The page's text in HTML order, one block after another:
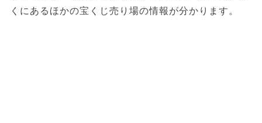
くにあるほかの宝くじ売り場の情報が分かります。